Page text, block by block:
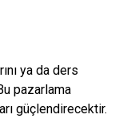
ya da ders
pazarlama
güçlendirecektir.